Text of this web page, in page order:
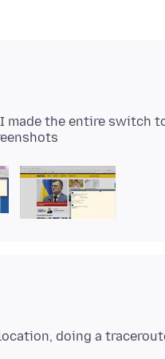
made the entire switch
doing a